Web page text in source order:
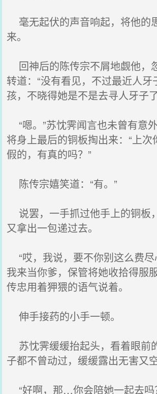
毫无起伏的声音响起，将他的
来。
回神后的陈传宗不屑地觑他，
转道：“没有看见，不过最近人
孩，不晓得她是不是去寻人牙子
“嗯。”苏忱霁闻言也未曾有意
将身上最后的铜板掏出来：“上次
假的，有真的吗？”
陈传宗嬉笑道：“有。”
说罢，一手抓过他手上的铜板
又拿出一包递过去。
“哎，我说，要不你别这么费
我来当你爹，保管将她收拾得服
传忠用着狎猥的语气说着。
伸手接药的小手一顿。
苏忱霁缓缓抬起头，看着眼前
子都不曾动过，缓缓露出无害又
“好啊，那…你会陪她一起去吗